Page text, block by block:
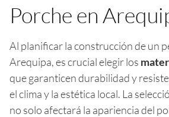
Porche en
Al planificar la construcción de un
Arequipa, es crucial elegir los
que garanticen durabilidad y
el clima y la estética local. La
no solo afectará la apariencia del